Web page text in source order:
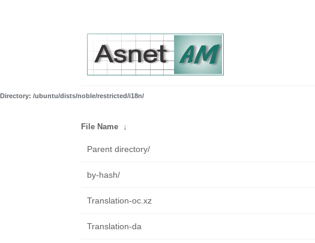
Directory: /ubuntu/dists/noble/restricted/i18n/
File Name ↓
Parent directory/
by-hash/
Translation-oc.xz
Translation-da